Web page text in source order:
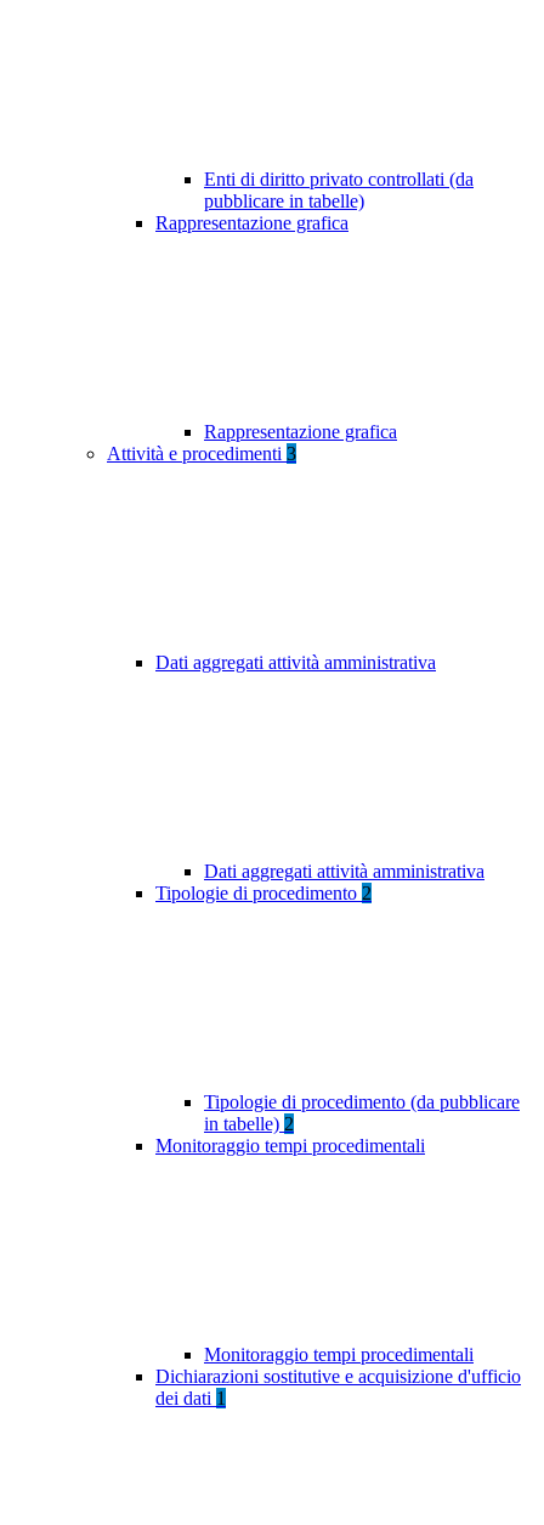
Enti di diritto privato controllati (da
pubblicare in tabelle)
Rappresentazione grafica
Rappresentazione grafica
Attività e procedimenti 3
Dati aggregati attività amministrativa
Dati aggregati attività amministrativa
Tipologie di procedimento 2
Tipologie di procedimento (da pubblicare
in tabelle) 2
Monitoraggio tempi procedimentali
Monitoraggio tempi procedimentali
Dichiarazioni sostitutive e acquisizione d'ufficio
dei dati 1